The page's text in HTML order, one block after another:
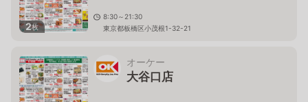
2枚
8:30～21:30
東京都板橋区小茂根1-32-21
オーケー
大谷口店